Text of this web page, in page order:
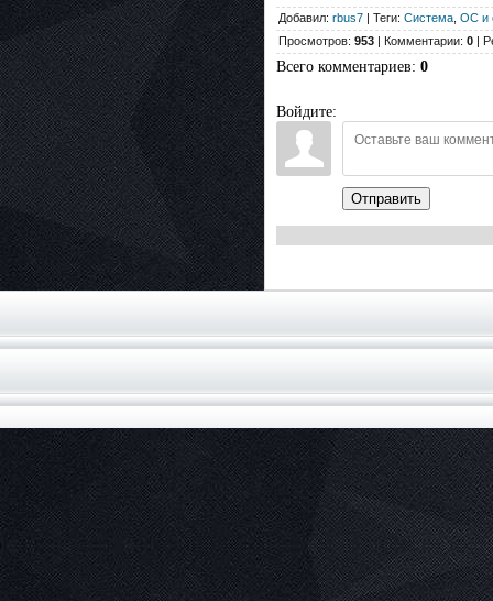
Добавил: rbus7 | Теги: Система ОС и
Просмотров: 953 | Комментарии: 0 |
Всего комментариев: 0
Войдите:
Отправить